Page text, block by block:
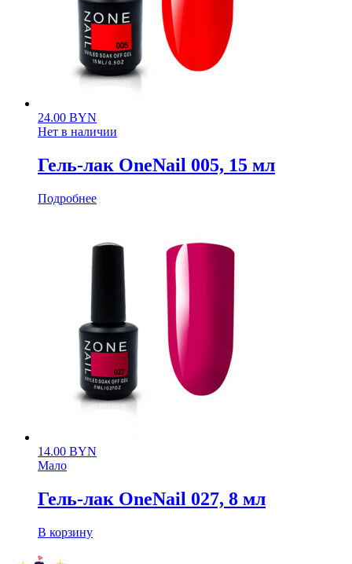
24.00 BYN
Нет в наличии
Гель-лак OneNail 005, 15 мл
Подробнее
14.00 BYN
Мало
Гель-лак OneNail 027, 8 мл
В корзину